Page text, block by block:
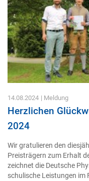
14.08.2024 | Meldung
Herzlichen
2024
Wir gratulieren den
Preisträgern zum Erhalt
zeichnet die Deutsche
schulische Leistungen im